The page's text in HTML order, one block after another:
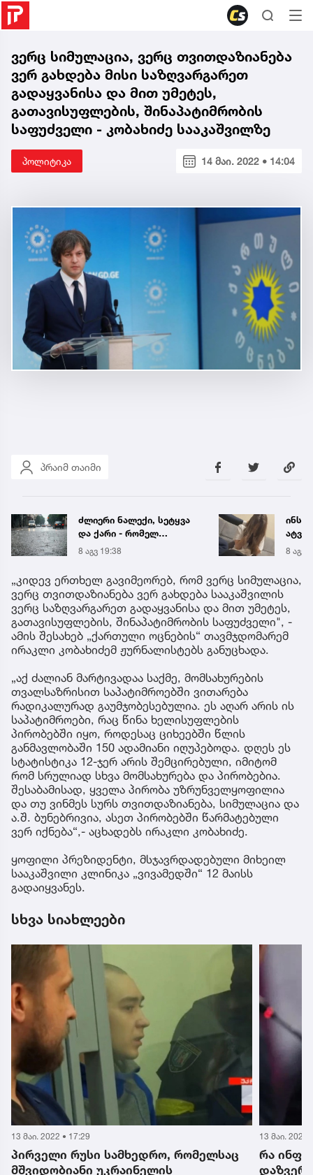
ვერც სიმულაცია, ვერც თვითდაზიანება
ვერ გახდება მისი საზღვარგარეთ
გადაყვანისა და მით უმეტეს,
გათავისუფლების, შინაპატიმრობის
საფუძველი - კობახიძე სააკაშვილზე
პოლიტიკა 14 მაი. 2022 • 14:04
პრაიმ თაიმი
ძლიერი ნალექი, სეტყვა
და ქარი - რომელ
რეგიონს ემუქრება
წყალმოვარდნებისა და
მეწყრის საფრთხე
8 აგვ 19:38 8 აგვ
„კიდევ ერთხელ გავიმეორებ, რომ ვერც სიმულაცია,
ვერც თვითდაზიანება ვერ გახდება სააკაშვილის
ვერც საზღვარგარეთ გადაყვანისა და მით უმეტეს,
გათავისუფლების, შინაპატიმრობის საფუძველი", -
ამის შესახებ „ქართული ოცნების“ თავმჯდომარემ
ირაკლი კობახიძემ ჟურნალისტებს განუცხადა.
„აქ ძალიან მარტივადაა საქმე, მომსახურების
თვალსაზრისით საპატიმროებში ვითარება
რადიკალურად გაუმჯობესებულია. ეს აღარ არის ის
საპატიმროები, რაც წინა ხელისუფლების
პირობებში იყო, როდესაც ციხეებში წლის
განმავლობაში 150 ადამიანი იღუპებოდა. დღეს ეს
სტატისტიკა 12-ჯერ არის შემცირებული, იმიტომ
რომ სრულიად სხვა მომსახურება და პირობებია.
შესაბამისად, ყველა პირობა უზრუნველყოფილია
და თუ ვინმეს სურს თვითდაზიანება, სიმულაცია და
ა.შ. ბუნებრივია, ასეთ პირობებში წარმატებული
ვერ იქნება“,- აცხადებს ირაკლი კობახიძე.
ყოფილი პრეზიდენტი, მსჯავრდადებული მიხეილ
სააკაშვილი კლინიკა „ვივამედში“ 12 მაისს
გადაიყვანეს.
სხვა სიახლეები
13 მაი. 2022 • 17:29
პირველი რუსი სამხედრო, რომელსაც
მშვიდობიანი უკრაინელის
13 მაი. 2022
რა